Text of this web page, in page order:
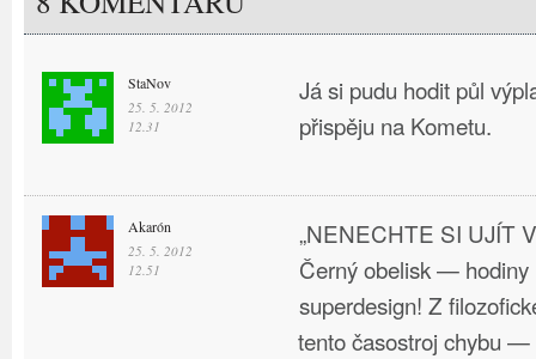
StaNov
25. 5. 2012
12.31
Já si pudu hodit půl
přispěju na Kometu.
Akarón
25. 5. 2012
12.51
„NENECHTE SI UJÍT
Černý obelisk — hodiny
superdesign! Z
tento časostroj chybu —